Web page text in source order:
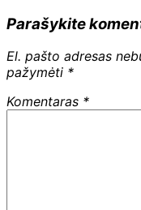
Parašykite
El. pašto adresas
pažymėti *
Komentaras *